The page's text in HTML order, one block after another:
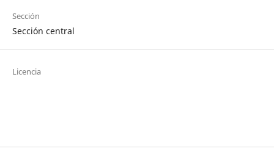
Sección
Sección central
Licencia